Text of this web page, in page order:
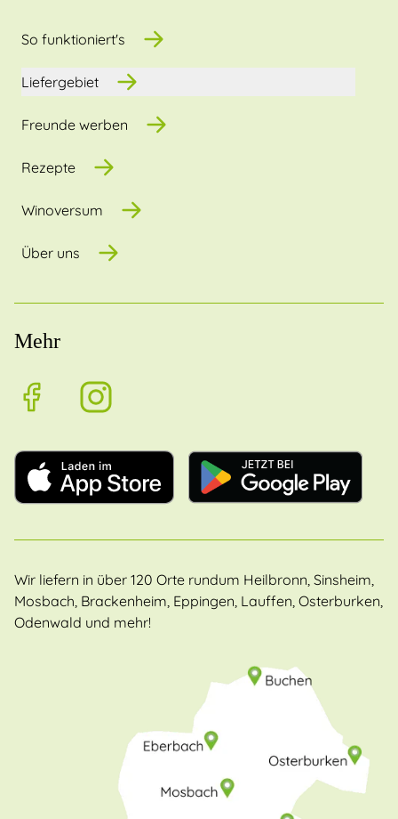
So funktioniert's
Liefergebiet
Freunde werben
Rezepte
Winoversum
Über uns
Mehr
Wir liefern in über 120 Orte rundum Heilbronn, Sinsheim,
Mosbach, Brackenheim, Eppingen, Lauffen, Osterburken,
Odenwald und mehr!